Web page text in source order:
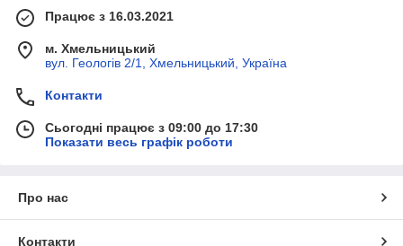
Працює з 16.03.2021
м. Хмельницький
вул. Геологів 2/1, Хмельницький, Україна
Контакти
Сьогодні працює з 09:00 до 17:30
Показати весь графік роботи
Про нас
Контакти